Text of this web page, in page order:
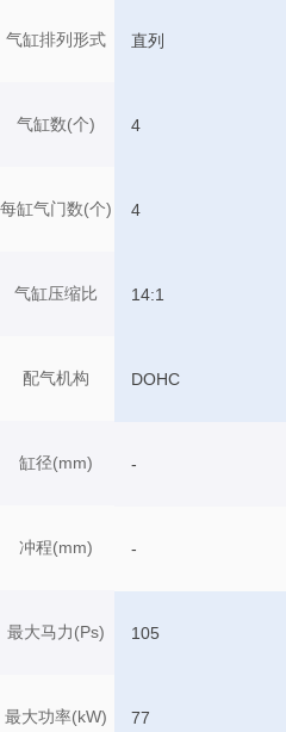
气缸排列形式
气缸数(个)
每缸气门数(个)
气缸压缩比
配气机构
缸径(mm)
冲程(mm)
最大马力(Ps)
最大功率(kW)
直列
4
4
14:1
DOHC
-
-
105
77